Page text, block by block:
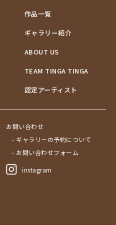
作品一覧
ギャラリー紹介
ABOUT US
TEAM TINGA TINGA
認定アーティスト
お問い合わせ
- ギャラリーの予約について
- お問い合わせフォーム
instagram